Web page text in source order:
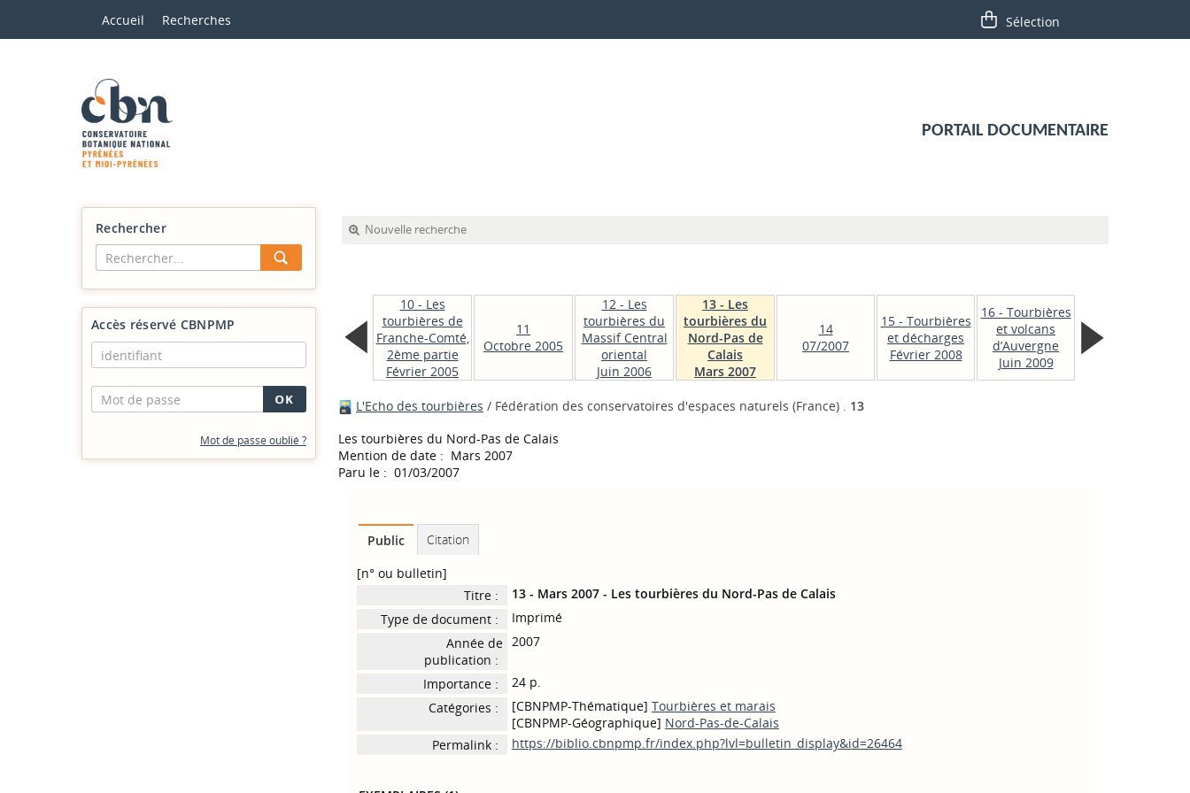
Accueil Recherches
PORTAIL DOCUMENTAIRE
Rechercher
Accès réservé CBNPMP
Mot de passe oublié ?
Nouvelle recherche
10 - Les
tourbières de
Franche-Comté,
2ème partie
Février 2005
11
Octobre 2005
12 - Les
tourbières du
Massif Central
oriental
Juin 2006
13 - Les
tourbières du
Nord-Pas de
Calais
Mars 2007
14
07/2007
15 - Tourbières
et décharges
Février 2008
16 - Tourbières
et volcans
d’Auvergne
Juin 2009
L'Echo des tourbières / Fédération des conservatoires d'espaces naturels (France) . 13
Les tourbières du Nord-Pas de Calais
Mention de date : Mars 2007
Paru le : 01/03/2007
Public
Citation
[n° ou bulletin]
Titre :
13 - Mars 2007 - Les tourbières du Nord-Pas de Calais
Type de document :
Imprimé
Année de
publication :
2007
Importance :
24 p.
Catégories :
[CBNPMP-Thématique] Tourbières et marais
[CBNPMP-Géographique] Nord-Pas-de-Calais
Permalink :
https://biblio.cbnpmp.fr/index.php?lvl=bulletin_display&id=26464